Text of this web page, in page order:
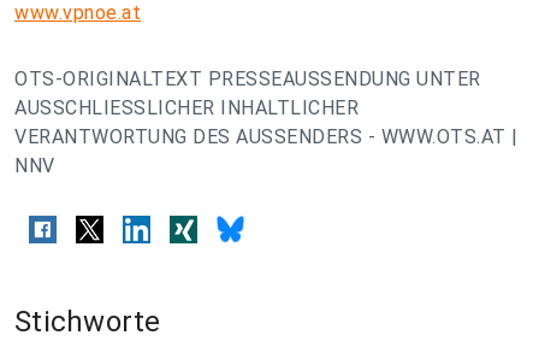
www.vpnoe.at
OTS-ORIGINALTEXT PRESSEAUSSENDUNG UNTER
AUSSCHLIESSLICHER INHALTLICHER
VERANTWORTUNG DES AUSSENDERS - WWW.OTS.AT |
NNV
Stichworte